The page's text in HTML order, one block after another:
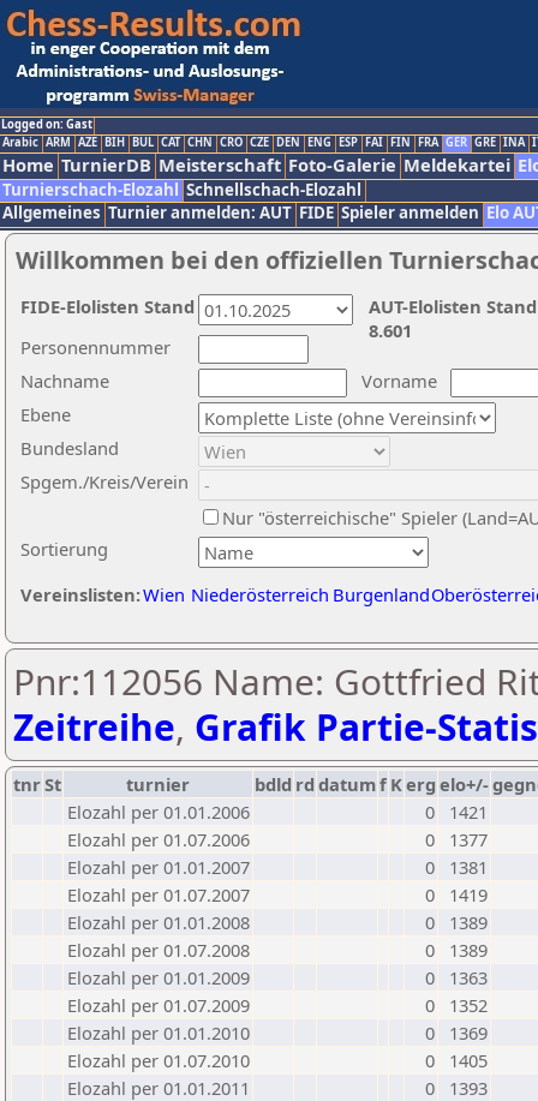
Logged on: Gast
Arabic ARM AZE BIH BUL CAT CHN CRO CZE DEN ENG ESP FAI FIN FRA GER GRE INA
Home TurnierDB Meisterschaft Foto-Galerie Meldekartei
Turnierschach-Elozahl Schnellschach-Elozahl
Allgemeines Turnier anmelden: AUT FIDE Spieler anmelden Elo
Willkommen bei den offiziellen
Nachname
Vorname
Ebene
Sortierung
Personennummer
Bundesland
Spgem./Kreis/Verein
Nur "österreichische" Spieler
Vereinslisten:Wien Niederösterreich Burgenland
AUT-Elolisten
8.601
FIDE-Elolisten Stand
Pnr:112056 Name: Gottfried
Zeitreihe, Grafik Partie-
tnrSt turnier bdld rd datumf Kerg elo+/-
Elozahl per 01.01.2006
0
1421
Elozahl per 01.07.2006
0
1377
Elozahl per 01.01.2007
0
1381
Elozahl per 01.07.2007
0
1419
Elozahl per 01.01.2008
0
1389
Elozahl per 01.07.2008
0
1389
Elozahl per 01.01.2009
0
1363
Elozahl per 01.07.2009
0
1352
Elozahl per 01.01.2010
0
1369
Elozahl per 01.07.2010
0
1405
Elozahl per 01.01.2011
0
1393